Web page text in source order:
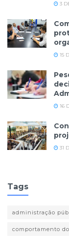
3
15
16
31
Tags
administração
comportamento